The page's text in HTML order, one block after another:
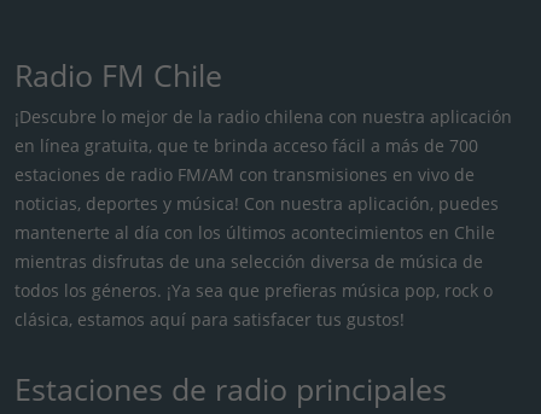
Radio FM Chile
¡Descubre lo mejor de la radio chilena con nuestra aplicación
en línea gratuita, que te brinda acceso fácil a más de 700
estaciones de radio FM/AM con transmisiones en vivo de
noticias, deportes y música! Con nuestra aplicación, puedes
mantenerte al día con los últimos acontecimientos en Chile
mientras disfrutas de una selección diversa de música de
todos los géneros. ¡Ya sea que prefieras música pop, rock o
clásica, estamos aquí para satisfacer tus gustos!
Estaciones de radio principales